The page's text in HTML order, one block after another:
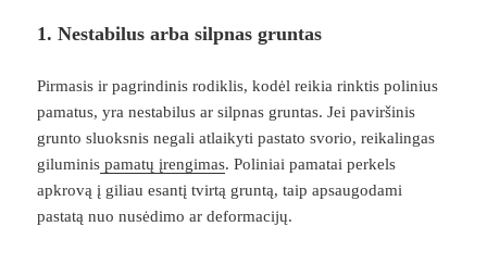
1. Nestabilus arba silpnas gruntas
Pirmasis ir pagrindinis rodiklis, kodėl reikia rinktis polinius
pamatus, yra nestabilus ar silpnas gruntas. Jei paviršinis
grunto sluoksnis negali atlaikyti pastato svorio, reikalingas
giluminis pamatų įrengimas. Poliniai pamatai perkels
apkrovą į giliau esantį tvirtą gruntą, taip apsaugodami
pastatą nuo nusėdimo ar deformacijų.